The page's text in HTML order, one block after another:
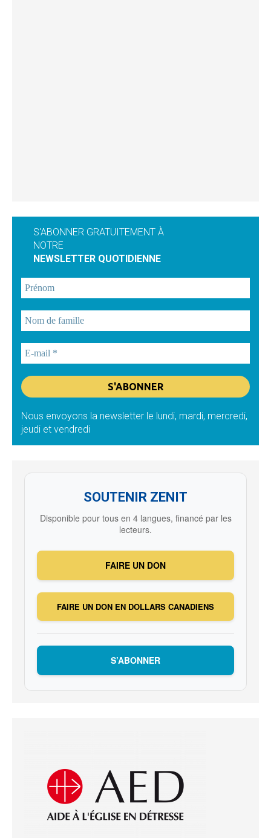
S'ABONNER GRATUITEMENT À
NOTRE
NEWSLETTER QUOTIDIENNE
Nous envoyons la newsletter le lundi, mardi, mercredi,
jeudi et vendredi
SOUTENIR ZENIT
Disponible pour tous en 4 langues, financé par les
lecteurs.
FAIRE UN DON
FAIRE UN DON EN DOLLARS CANADIENS
S’ABONNER